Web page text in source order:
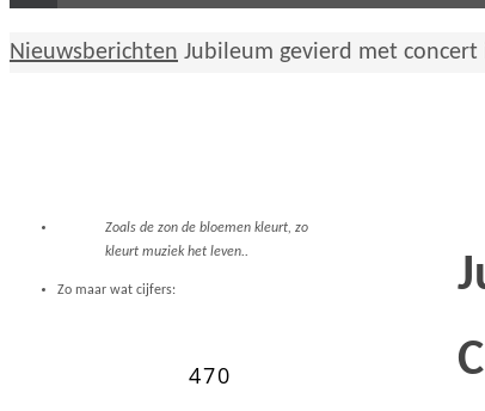
Home
Nieuwsberichten Jubileum gevierd met
Zoals de zon de bloemen kleurt, zo
kleurt muziek het leven..
Zo maar wat cijfers:
470